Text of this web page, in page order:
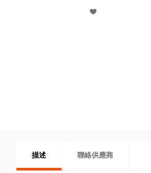
描述 聯絡供應商